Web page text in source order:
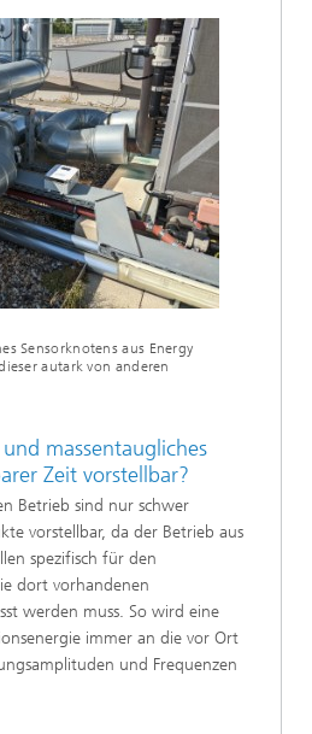
Sensorknotens aus Energy
autark von anderen
massentaugliches
Zeit vorstellbar?
Betrieb sind nur schwer
vorstellbar, da der Betrieb aus
spezifisch für den
dort vorhandenen
werden muss. So wird eine
immer an die vor Ort
und Frequenzen